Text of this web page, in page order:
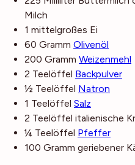
Milch
1 mittelgroßes Ei
60 Gramm Olivenöl
200 Gramm Weizenmehl
2 Teelöffel Backpulver
½ Teelöffel Natron
1 Teelöffel Salz
2 Teelöffel italienische
¼ Teelöffel Pfeffer
100 Gramm geriebener